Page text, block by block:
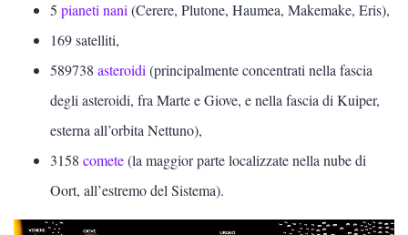
Musica
Psicologia e psicoanalisi
SCIENZE
Vedi tutti
5 pianeti nani (Cerere, Plutone, Haumea, Makemake, Eris),
169 satelliti,
589738 asteroidi (principalmente concentrati nella fascia
degli asteroidi, fra Marte e Giove, e nella fascia di Kuiper,
esterna all’orbita Nettuno),
3158 comete(la maggior parte localizzate nella nube di
Oort, all’estremo del Sistema).